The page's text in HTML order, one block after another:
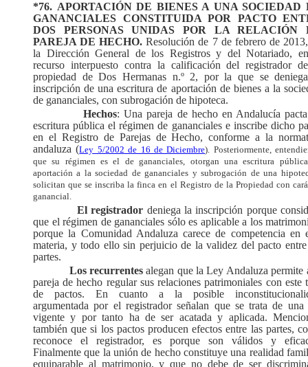
*76. APORTACIÓN DE BIENES A UNA SOCIEDAD
GANANCIALES CONSTITUIDA POR PACTO
DOS PERSONAS UNIDAS POR LA RELACIÓN
PAREJA DE HECHO. Resolución de 7 de febrero de
la Dirección General de los Registros y del Notariado,
recurso interpuesto contra la calificación del registrador
propiedad de Dos Hermanas n.º 2, por la que se
inscripción de una escritura de aportación de bienes a la
de gananciales, con subrogación de hipoteca.
Hechos: Una pareja de hecho en Andalucía
escritura pública el régimen de gananciales e inscribe dicho
en el Registro de Parejas de Hecho, conforme a la
andaluza (Ley 5/2002 de 16 de Diciembre). Posteriormente,
que su régimen es el de gananciales, otorgan una escritura
aportación a la sociedad de gananciales y subrogación de una
solicitan que se inscriba la finca en el Registro de la Propiedad con
ganancial.
El registrador deniega la inscripción porque
que el régimen de gananciales sólo es aplicable a los
porque la Comunidad Andaluza carece de competencia en
materia, y todo ello sin perjuicio de la validez del pacto entre
partes.
Los recurrentesalegan que la Ley Andaluza permite
pareja de hecho regular sus relaciones patrimoniales con este
de pactos. En cuanto a la posible
argumentada por el registrador señalan que se trata de una
vigente y por tanto ha de ser acatada y aplicada.
también que si los pactos producen efectos entre las partes,
reconoce el registrador, es porque son válidos y
Finalmente que la unión de hecho constituye una realidad
equiparable al matrimonio, y que no debe de ser